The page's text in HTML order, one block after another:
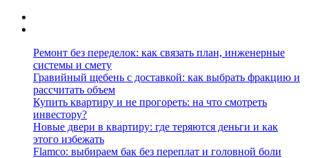
Ремонт без переделок: как связать план, инженерные
системы и смету
Гравийный щебень с доставкой: как выбрать фракцию и
рассчитать объем
Купить квартиру и не прогореть: на что смотреть
инвестору?
Новые двери в квартиру: где теряются деньги и как
этого избежать
Flamco: выбираем бак без переплат и головной боли